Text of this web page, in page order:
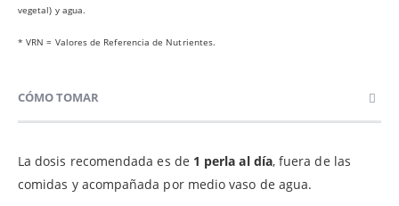
vegetal) y agua.
* VRN = Valores de Referencia de Nutrientes.
CÓMO TOMAR
La dosis recomendada es de 1 perla al día, fuera de las
comidas y acompañada por medio vaso de agua.